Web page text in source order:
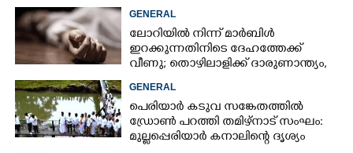
GENERAL
ലോറിയിൽ നിന്ന് മാർബിൾ
ഇറക്കുന്നതിനിടെ ദേഹത്തേക്ക്
വീണു; തൊഴിലാളിക്ക് ദാരുണാന്ത്യം,
GENERAL
പെരിയാർ കടുവ സങ്കേതത്തിൽ
ഡ്രോൺ പറത്തി തമിഴ്നാട് സംഘം:
മുല്ലപ്പെരിയാർ കനാലിന്റെ ദൃശ്യം